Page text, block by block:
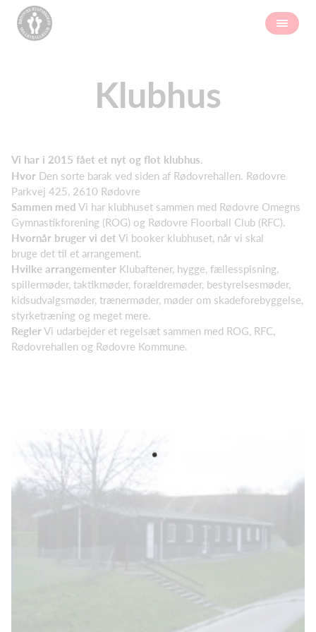
Klubhus
Vi har i 2015 fået et nyt og flot klubhus.
Hvor Den sorte barak ved siden af Rødovrehallen. Rødovre
Parkvej 425, 2610 Rødovre
Sammen med Vi har klubhuset sammen med Rødovre Omegns
Gymnastikforening (ROG) og Rødovre Floorball Club (RFC).
Hvornår bruger vi det Vi booker klubhuset, når vi skal
bruge det til et arrangement.
Hvilke arrangementer Klubaftener, hygge, fællesspisning,
spillermøder, taktikmøder, forældremøder, bestyrelsesmøder,
kidsudvalgsmøder, trænermøder, møder om skadeforebyggelse,
styrketræning og meget mere.
ReglerVi udarbejder et regelsæt sammen med ROG, RFC,
Rødovrehallen og Rødovre Kommune.